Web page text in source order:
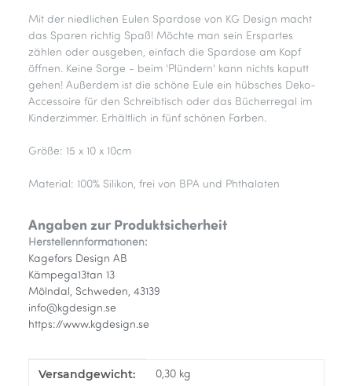
Mit der niedlichen Eulen Spardose von KG Design macht
das Sparen richtig Spaß! Möchte man sein Erspartes
zählen oder ausgeben, einfach die Spardose am Kopf
öffnen. Keine Sorge - beim 'Plündern' kann nichts kaputt
gehen! Außerdem ist die schöne Eule ein hübsches Deko-
Accessoire für den Schreibtisch oder das Bücherregal im
Kinderzimmer. Erhältlich in fünf schönen Farben.
Größe: 15 x 10 x 10cm
Material: 100% Silikon, frei von BPA und Phthalaten
Angaben zur Produktsicherheit
Herstellerinformationen:
Kagefors Design AB
Kämpega13tan 13
Mölndal, Schweden, 43139
info@kgdesign.se
https://www.kgdesign.se
Produkteigenschaft
Wert
Versandgewicht: 0,30 kg